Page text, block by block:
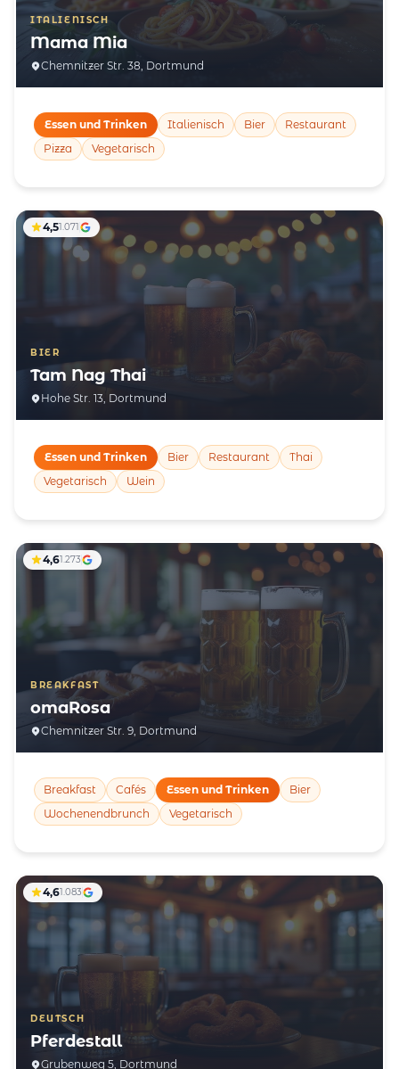
ITALIENISCH
Mama Mia
Chemnitzer Str. 38, Dortmund
Essen und Trinken Italienisch Bier
Restaurant
Pizza
Vegetarisch
BIER
Tam Nag Thai
Hohe Str. 13, Dortmund
4,51.071
Essen und Trinken Bier Restaurant
Thai
Vegetarisch
Wein
BREAKFAST
omaRosa
Chemnitzer Str. 9, Dortmund
4,61.273
Breakfast Cafés Essen und Trinken
Bier
Wochenendbrunch
Vegetarisch
DEUTSCH
Pferdestall
Grubenweg 5, Dortmund
4,61.083